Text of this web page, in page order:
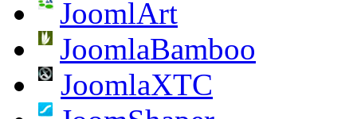
JoomlArt
JoomlaBamboo
JoomlaXTC